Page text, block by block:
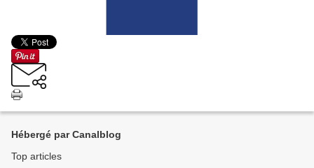
Hébergé par Canalblog
Top articles